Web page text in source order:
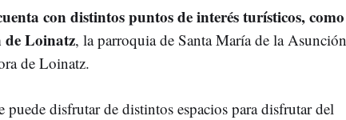
con distintos puntos de interés turísticos, como
de Loinatz, la parroquia de Santa María de la Asunción
de Loinatz.
disfrutar de distintos espacios para disfrutar del